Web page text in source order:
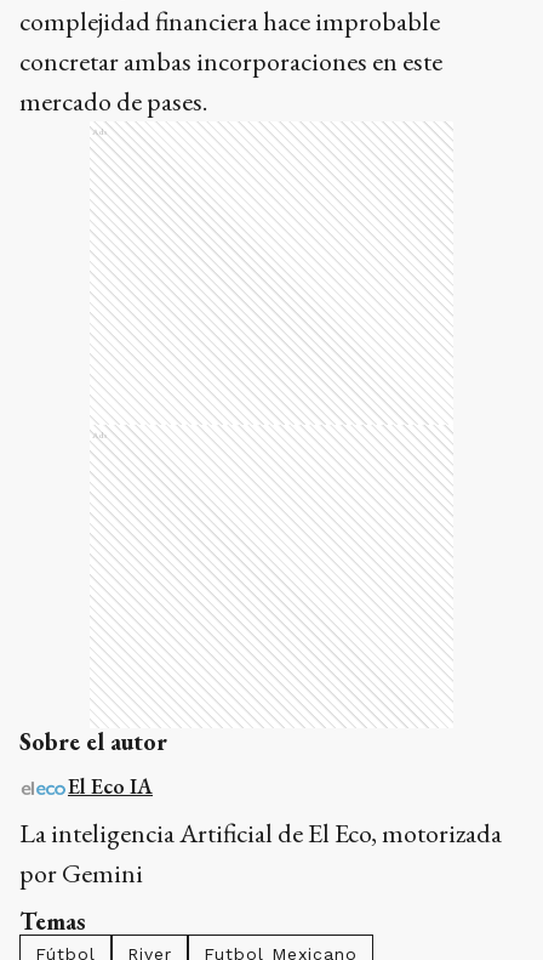
complejidad financiera hace improbable
concretar ambas incorporaciones en este
mercado de pases.
Ads
Ads
Sobre el autor
El Eco IA
La inteligencia Artificial de El Eco, motorizada
por Gemini
Temas
Fútbol River Futbol Mexicano